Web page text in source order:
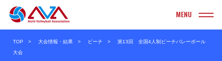
INFORMATION
お知らせ
TOP 大会情報・結果 ビーチ
第13回 全国4人制ビーチバレーボール
大会